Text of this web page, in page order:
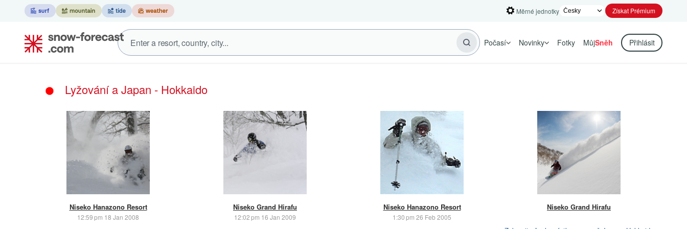
Měrné jednotky Získat Prémium
Počasí Novinky Fotky MůjSněh Přihlásit
Lyžování a Japan - Hokkaido
Niseko Hanazono Resort
12:59 pm 18 Jan 2008
Niseko Grand Hirafu
12:02 pm 16 Jan 2009
Niseko Hanazono Resort
1:30 pm 26 Feb 2005
Niseko Grand Hirafu